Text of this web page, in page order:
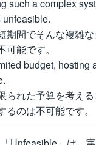
such a complex
unfeasible.
間でそんな複雑な
可能です。
budget, hosting
れた予算を考え
るのは不可能です。